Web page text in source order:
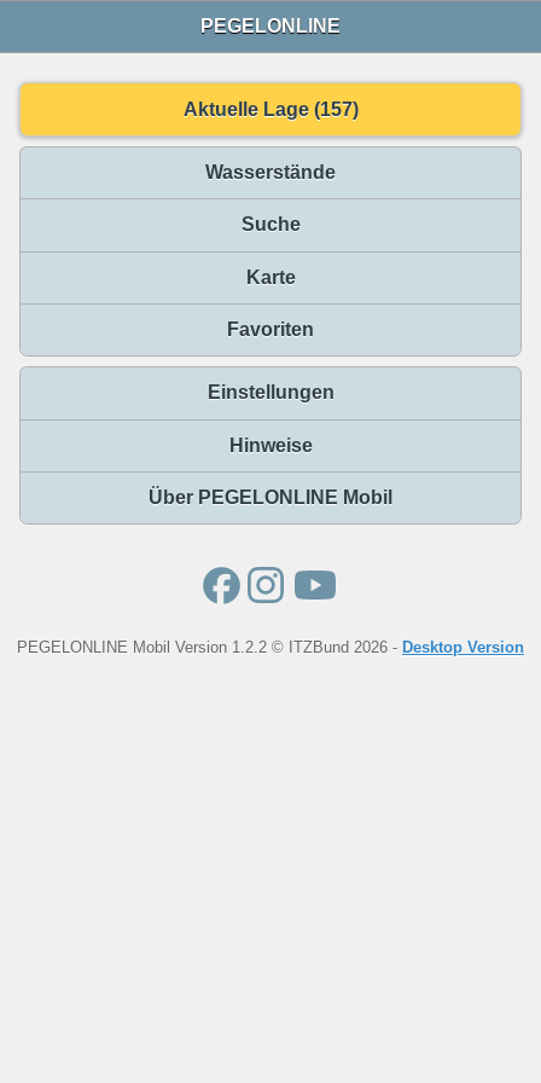
PEGELONLINE
Aktuelle Lage (157)
Wasserstände
Suche
Karte
Favoriten
Einstellungen
Hinweise
Über PEGELONLINE Mobil
PEGELONLINE Mobil Version 1.2.2 © ITZBund 2026 - Desktop Version